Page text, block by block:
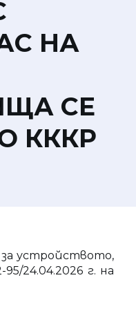
НА
СЕ
КККР
за устройството,
24.04.2026 г. на